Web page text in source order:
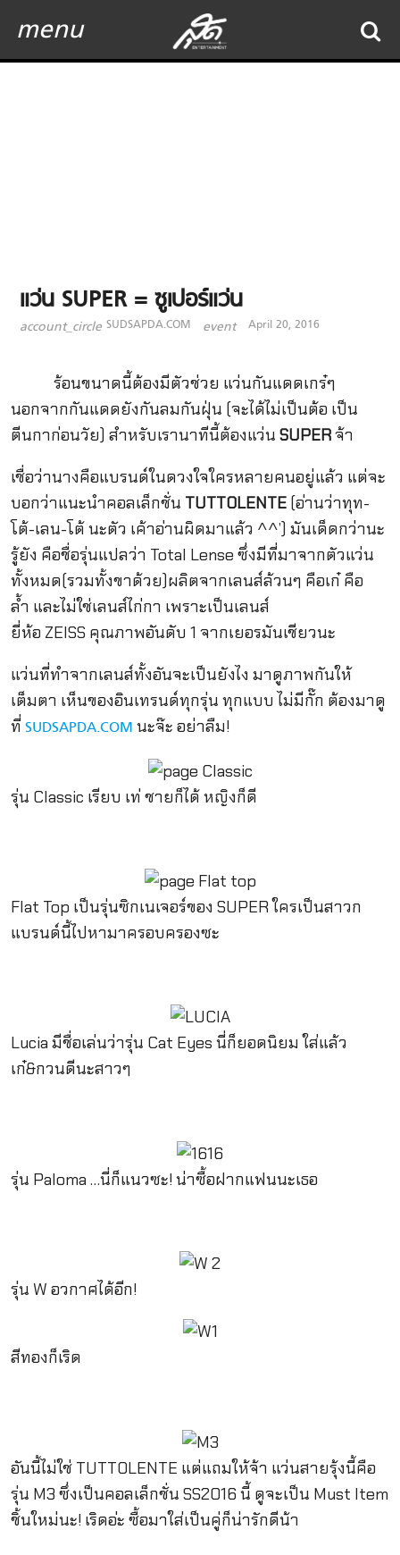
menu
แว่น SUPER = ซูเปอร์แว่น
account_circle SUDSAPDA.COM event April 20, 2016
​ ร้อนขนาดนี้ต้องมีตัวช่วย แว่นกันแดดเกร๋ๆ
นอกจากกันแดดยังกันลมกันฝุ่น (จะได้ไม่เป็นต้อ เป็น
ตีนกาก่อนวัย) สำหรับเรานาทีนี้ต้องแว่น SUPERจ้า
เชื่อว่านางคือแบรนด์ในดวงใจใครหลายคนอยู่แล้ว แต่จะ
บอกว่าแนะนำคอลเล็กชั่น TUTTOLENTE (อ่านว่าทุท-
โต้-เลน-โต้ นะตัว เค้าอ่านผิดมาแล้ว ^^’) มันเด็ดกว่านะ
รู้ยัง คือชื่อรุ่นแปลว่า Total Lense ซึ่งมีที่มาจากตัวแว่น
ทั้งหมด(รวมทั้งขาด้วย)ผลิตจากเลนส์ล้วนๆ คือเก๋ คือ
ล้ำ และไม่ใช่เลนส์ไก่กา เพราะเป็นเลนส์
ยี่ห้อ ZEISS คุณภาพอันดับ 1 จากเยอรมันเชียวนะ
แว่นที่ทำจากเลนส์ทั้งอันจะเป็นยังไง มาดูภาพกันให้
เต็มตา เห็นของอินเทรนด์ทุกรุ่น ทุกแบบ ไม่มีกั๊ก ต้องมาดู
ที่ SUDSAPDA.COM นะจ๊ะ อย่าลืม!
รุ่น Classic เรียบ เท่ ชายก็ได้ หญิงก็ดี
Flat Top เป็นรุ่นซิกเนเจอร์ของ SUPER ใครเป็นสาวก
แบรนด์นี้ไปหามาครอบครองซะ
Lucia มีชื่อเล่นว่ารุ่น Cat Eyes นี่ก็ยอดนิยม ใส่แล้ว
เก๋&กวนดีนะสาวๆ
รุ่น Paloma …นี่ก็แนวซะ! น่าซื้อฝากแฟนนะเธอ
รุ่น W อวกาศได้อีก!
สีทองก็เริด
อันนี้ไม่ใช่ TUTTOLENTE แต่แถมให้จ้า แว่นสายรุ้งนี้คือ
รุ่น M3 ซึ่งเป็นคอลเล็กชั่น SS2016 นี้ ดูจะเป็น Must Item
ชิ้นใหม่นะ! เริดอ่ะ ซื้อมาใส่เป็นคู่ก็น่ารักดีน้า